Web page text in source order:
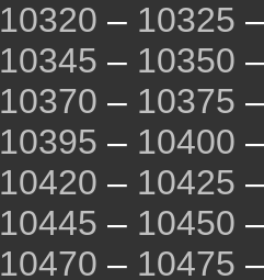
10320 – 10325
10345 – 10350
10370 – 10375
10395 – 10400
10420 – 10425
10445 – 10450
10470 – 10475